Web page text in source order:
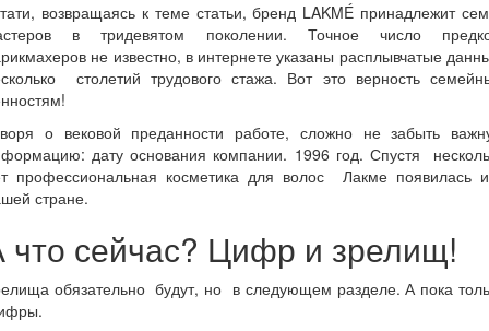
возвращаясь к теме статьи, бренд LAKMÉ принадлежит
в тридевятом поколении. Точное число
не известно, в интернете указаны расплывчатые
столетий трудового стажа. Вот это верность
о вековой преданности работе, сложно не забыть
дату основания компании. 1996 год. Спустя
профессиональная косметика для волос Лакме появилась
стране.
что сейчас? Цифр и зрелищ!
обязательно будут, но в следующем разделе. А пока